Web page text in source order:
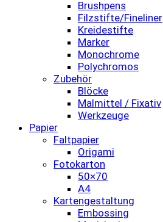
Brushpens
Filzstifte/Fineliner
Kreidestifte
Marker
Monochrome
Polychromos
Zubehör
Blöcke
Malmittel / Fixativ
Werkzeuge
Papier
Faltpapier
Origami
Fotokarton
50×70
A4
Kartengestaltung
Embossing